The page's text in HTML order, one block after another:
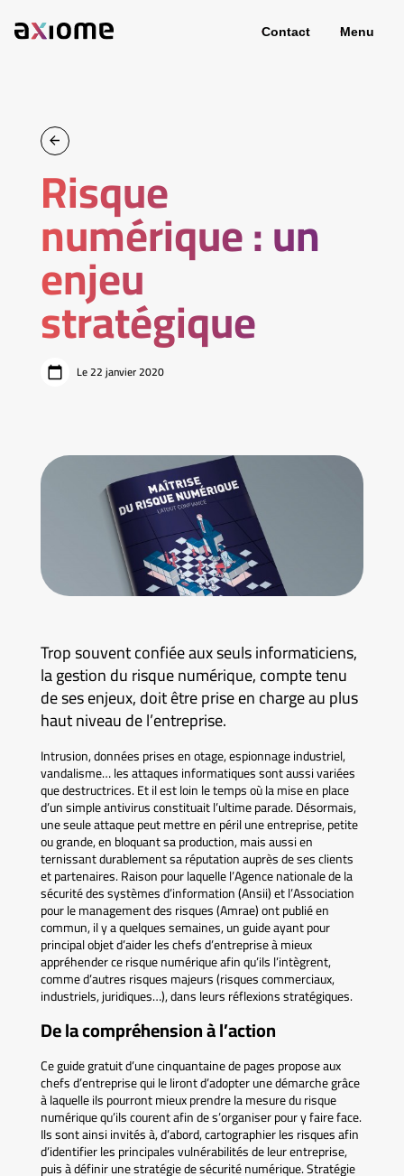
Contact Menu
Risque
numérique : un
enjeu
stratégique
Le 22 janvier 2020
Trop souvent confiée aux seuls informaticiens,
la gestion du risque numérique, compte tenu
de ses enjeux, doit être prise en charge au plus
haut niveau de l’entreprise.
Intrusion, données prises en otage, espionnage industriel,
vandalisme… les attaques informatiques sont aussi variées
que destructrices. Et il est loin le temps où la mise en place
d’un simple antivirus constituait l’ultime parade. Désormais,
une seule attaque peut mettre en péril une entreprise, petite
ou grande, en bloquant sa production, mais aussi en
ternissant durablement sa réputation auprès de ses clients
et partenaires. Raison pour laquelle l’Agence nationale de la
sécurité des systèmes d’information (Ansii) et l’Association
pour le management des risques (Amrae) ont publié en
commun, il y a quelques semaines, un guide ayant pour
principal objet d’aider les chefs d’entreprise à mieux
appréhender ce risque numérique afin qu’ils l’intègrent,
comme d’autres risques majeurs (risques commerciaux,
industriels, juridiques…), dans leurs réflexions stratégiques.
De la compréhension à l’action
Ce guide gratuit d’une cinquantaine de pages propose aux
chefs d’entreprise qui le liront d’adopter une démarche grâce
à laquelle ils pourront mieux prendre la mesure du risque
numérique qu’ils courent afin de s’organiser pour y faire face.
Ils sont ainsi invités à, d’abord, cartographier les risques afin
d’identifier les principales vulnérabilités de leur entreprise,
puis à définir une stratégie de sécurité numérique. Stratégie